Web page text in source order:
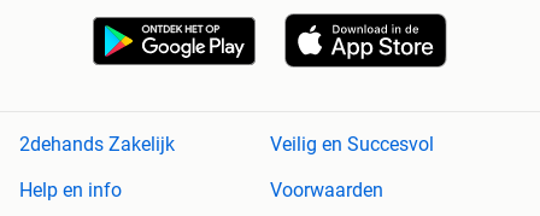
2dehands Zakelijk
Veilig en Succesvol
Help en info
Voorwaarden